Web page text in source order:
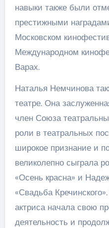
навыки также были
престижными
Московском
Международном
Варах.
Наталья Немчинова
театре. Она
член Союза
роли в театральных
широкое признание и
великолепно сыграла
«Осень красна» и
«Свадьба
актриса начала свою
деятельность и